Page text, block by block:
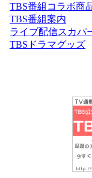
TBS番組コラボ商
TBS番組案内
ライブ配信スカパ
TBSドラマグッズ